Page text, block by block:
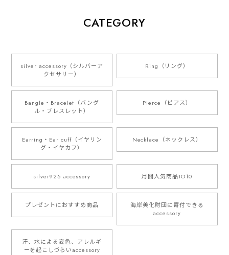
CATEGORY
silver accessory（シルバーア
クセサリー）
Ring（リング）
Bangle・Bracelet（バング
ル・ブレスレット）
Pierce（ピアス）
Earring・Ear cuff（イヤリン
グ・イヤカフ）
Necklace（ネックレス）
silver925 accessory 月間人気商品TO10
プレゼントにおすすめ商品
海岸美化財団に寄付できる
accessory
汗、水による変色、アレルギ
ーを起こしづらいaccessory